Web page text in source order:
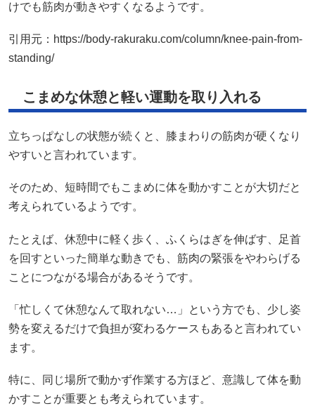
けでも筋肉が動きやすくなるようです。
引用元： https://body-rakuraku.com/column/knee-pain-from-
standing/
こまめな休憩と軽い運動を取り入れる
立ちっぱなしの状態が続くと、膝まわりの筋肉が硬くなり
やすいと言われています。
そのため、短時間でもこまめに体を動かすことが大切だと
考えられているようです。
たとえば、休憩中に軽く歩く、ふくらはぎを伸ばす、足首
を回すといった簡単な動きでも、筋肉の緊張をやわらげる
ことにつながる場合があるそうです。
「忙しくて休憩なんて取れない…」という方でも、少し姿
勢を変えるだけで負担が変わるケースもあると言われてい
ます。
特に、同じ場所で動かず作業する方ほど、意識して体を動
かすことが重要とも考えられています。